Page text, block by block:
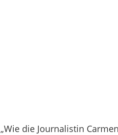
„Wie die Journalistin